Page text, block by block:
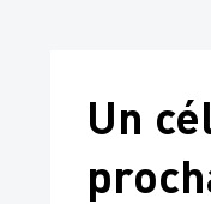
Un